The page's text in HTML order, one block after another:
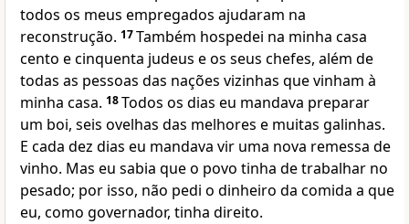
todos os meus empregados ajudaram na
reconstrução. 17Também hospedei na minha casa
cento e cinquenta judeus e os seus chefes, além de
todas as pessoas das nações vizinhas que vinham à
minha casa. 18Todos os dias eu mandava preparar
um boi, seis ovelhas das melhores e muitas galinhas.
E cada dez dias eu mandava vir uma nova remessa de
vinho. Mas eu sabia que o povo tinha de trabalhar no
pesado; por isso, não pedi o dinheiro da comida a que
eu, como governador, tinha direito.